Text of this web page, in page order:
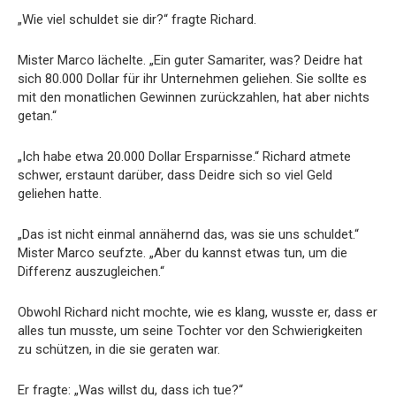
„Wie viel schuldet sie dir?“ fragte Richard.
Mister Marco lächelte. „Ein guter Samariter, was? Deidre hat
sich 80.000 Dollar für ihr Unternehmen geliehen. Sie sollte es
mit den monatlichen Gewinnen zurückzahlen, hat aber nichts
getan.“
„Ich habe etwa 20.000 Dollar Ersparnisse.“ Richard atmete
schwer, erstaunt darüber, dass Deidre sich so viel Geld
geliehen hatte.
„Das ist nicht einmal annähernd das, was sie uns schuldet.“
Mister Marco seufzte. „Aber du kannst etwas tun, um die
Differenz auszugleichen.“
Obwohl Richard nicht mochte, wie es klang, wusste er, dass er
alles tun musste, um seine Tochter vor den Schwierigkeiten
zu schützen, in die sie geraten war.
Er fragte: „Was willst du, dass ich tue?“